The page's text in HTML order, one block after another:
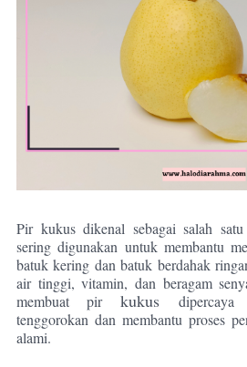
Pir kukus dikenal sebagai salah
sering digunakan untuk membantu
batuk kering dan batuk berdahak
air tinggi, vitamin, dan beragam
membuat pirkukus dipercaya
tenggorokan dan membantu proses
alami.